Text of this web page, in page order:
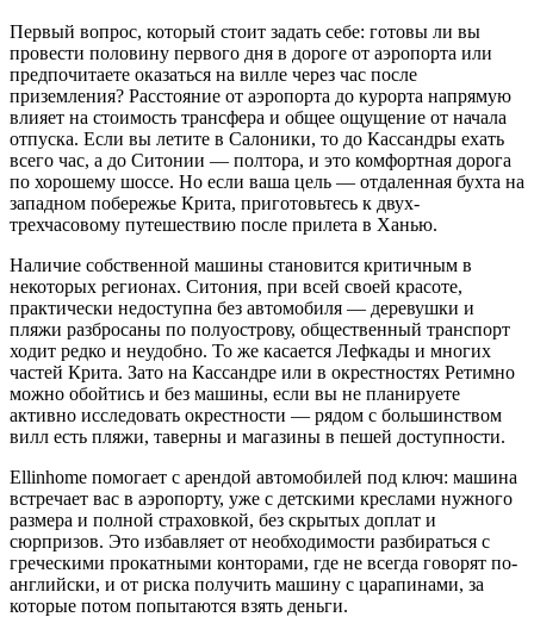
Первый вопрос, который стоит задать себе: готовы ли вы
провести половину первого дня в дороге от аэропорта или
предпочитаете оказаться на вилле через час после
приземления? Расстояние от аэропорта до курорта напрямую
влияет на стоимость трансфера и общее ощущение от начала
отпуска. Если вы летите в Салоники, то до Кассандры ехать
всего час, а до Ситонии — полтора, и это комфортная дорога
по хорошему шоссе. Но если ваша цель — отдаленная бухта на
западном побережье Крита, приготовьтесь к двух-
трехчасовому путешествию после прилета в Ханью.
Наличие собственной машины становится критичным в
некоторых регионах. Ситония, при всей своей красоте,
практически недоступна без автомобиля — деревушки и
пляжи разбросаны по полуострову, общественный транспорт
ходит редко и неудобно. То же касается Лефкады и многих
частей Крита. Зато на Кассандре или в окрестностях Ретимно
можно обойтись и без машины, если вы не планируете
активно исследовать окрестности — рядом с большинством
вилл есть пляжи, таверны и магазины в пешей доступности.
Ellinhome помогает с арендой автомобилей под ключ: машина
встречает вас в аэропорту, уже с детскими креслами нужного
размера и полной страховкой, без скрытых доплат и
сюрпризов. Это избавляет от необходимости разбираться с
греческими прокатными конторами, где не всегда говорят по-
английски, и от риска получить машину с царапинами, за
которые потом попытаются взять деньги.